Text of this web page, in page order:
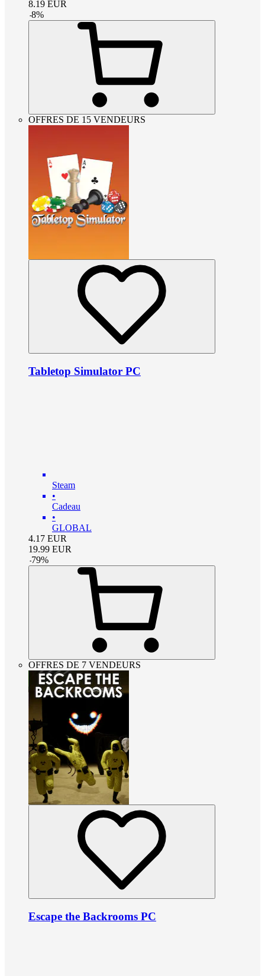
8.19 EUR
-8%
OFFRES DE 15 VENDEURS
Tabletop Simulator PC
Steam
•
Cadeau
•
GLOBAL
4.17 EUR
19.99 EUR
-79%
OFFRES DE 7 VENDEURS
Escape the Backrooms PC